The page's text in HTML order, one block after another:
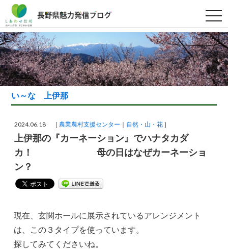
t
o
g
g
l
e
n
a
v
i
t
い～な 上伊那
2024.06.18 ［ 農業農村支援センター 自然・山・花 ］
上伊那の『カーネーション』でハナタカダ
カ！ 母の日はなぜカーネーショ
ン？
現在、玄関ホールに展示されているアレンジメント
は、この３タイプを使っています。
探してみてくださいね。